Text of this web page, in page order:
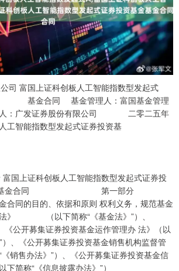
户 基金管理人向中国证监会办理基金备案手续完毕，并获得中国证监会书面确认的 日期 产清算完毕，清算结果报中国证监会备案并予以公告的日期 不得超过 3 个月 开放日 范基金管理人所管理的开放式证券投资基金登记方面的业务规则，由基金管理人 富国上证科创板人工智能指数型发起式证券投资基金 基金合同 和投资者共同遵守 请购买基金份额的行为 请购买基金份额的行为 定的条件要求将基金份额兑换为现金的行为 告规定的条件，申请将其持有基金管理人管理的、某一基金的基金份额转换为基 金管理人管理的其他基金基金份额的行为 持基金份额销售机构的操作 购日、扣款金额及扣款方式，由销售机构于每期约定扣款日在投资者指定银行账 户内自动完成扣款及受理基金申购申请的一种投资方式 加上基金转换中转出申请份额总数后扣除申购申请份额总数及基金转换中转入 申请份额总数后的余额）超过上一开放日基金总份额的 10% 行存款利息、已实现的其他合法收入及因运用基金财产带来的成本和费用的节约 同期增长率差额之日 对应的 3 个月月度对日的前一日基金份额净值之比减去 1 乘以 100%（如基金合 同生效满 3 个月后基金份额发生折算，则采用剔除折算因素的基金份额净值） 所对应的 3 个月月度对日的前一日标的指数收盘值之比减去 1 乘以 100% 富国上证科创板人工智能指数型发起式证券投资基金 基金合同 款项及其他资产的价值总和 值和基金份额净值的过程 以合理价格予以变现的资产，包括但不限于到期日在 10 个交易日以上的逆回购 与银行定期存款（含协议约定有条件提前支取的银行存款）、停牌股票、流通受 限的新股及非公开发行股票、资产支持证券、因发行人债务违约无法进行转让或 交易的债券等 额净值的方式，将基金调整投资组合的市场冲击成本分配给实际申购、赎回的投 资者，从而减少对存量基金份额持有人利益的不利影响，确保投资者的合法权益 不受损害并得到公平对待 由基金管理人、基金管理人股东、基金管理人高级管理人员或基金经理（指基金 管理人员工中依法具有基金经理资格者，包括但不限于本基金的基金经理，下同） 等人员承诺认购一定金额并持有一定期限的证券投资基金 管理人固有资金、基金管理人高级管理人员或基金经理等人员的资金。发起资金 认购本基金的金额不低于 1000 万元，且发起资金认购的基金份额持有期限不低 于三年 金份额持有期限不少于三年的基金管理人股东、基金管理人、基金管理人高级管 理人员或基金经理等人员 基金份额持有人服务的费用 据持有期限收取赎回费，但不再从本类别基金资产中计提销售服务费的一类基金 富国上证科创板人工智能指数型发起式证券投资基金 基金合同 份额 根据持有期限收取赎回费，但从本类别基金资产中计提销售服务费的一类基金份 额 台向中国证券金融股份有限公司出借证券，中国证券金融股份有限公司到期归还 所借证券及相应权益补偿并支付费用的业务 刊及《信息披露办法》规定的互联网网站（包括基金管理人网站、基金托管人网 站、中国证监会基金电子披露网站）等媒介 账户进行处置清算，目的在于有效隔离并化解风险，确保投资者得到公平对待， 属于流动性风险管理工具。侧袋机制实施期间，原有账户称为主袋账户，专门账 户称为侧袋账户 致公允价值存在重大不确定性的资产；（二）按摊余成本计量且计提资产减值准 备仍导致资产价值存在重大不确定性的资产；（三）其他资产价值存在重大不确 定性的资产 事件 以上释义中涉及法律法规、业务规则的内容，法律法规、业务规则修订后， 如适用本基金，相关内容以修订后法律法规、业务规则为准。 富国上证科创板人工智能指数型发起式证券投资基金 基金合同 第三部分 基金的基本情况 一、基金名称 富国上证科创板人工智能指数型发起式证券投资基金 二、基金的类别 股票型证券投资基金 三、基金的运作方式 契约型开放式 四、基金的投资目标 本基金采用指数化投资策略，紧密跟踪上证科创板人工智能指数。 五、标的指数 本基金标的指数为上证科创板人工智能指数。 六、基金的最低募集金额 本基金为发起式基金，发起资金提供方认购基金的金额不少于 1000 万元人 民币，且持有认购份额的期限自基金合同生效之日起不少于 3 年，期间份额不能 赎回或转换转出。法律法规和监管机构另有规定的除外。认购份额的高级管理人 员或基金经理等人员（如有）在上述期限内离职，其持有期限的承诺不受影响。 七、基金份额发售面值和认购费用 本基金基金份额发售面值为人民币 1.00 元。 本基金 A 类基金份额的具体认购费率由基金管理人决定，并在招募说明书 及基金产品资料概要中列示。本基金 C 类基金份额不收取认购费。 八、基金存续期限 富国上证科创板人工智能指数型发起式证券投资基金 基金合同 不定期 九、基金份额的类别 本基金根据认购费、申购费、销售服务费等费率收费差异，将基金份额分为 不同的类别，分别设置代码、分别计算和公告基金份额净值和基金份额累计净值。 本基金基金份额类别包括 A 类和 C 类。A 类基金份额是在投资者认购/申购 时收取认购/申购费，在赎回时根据持有期限收取赎回费，但不再从本类别基金 资产中计提销售服务费的一类基金份额；C 类基金份额是在投资者认购/申购时 不收取认购/申购费，在赎回时根据持有期限收取赎回费，但从本类别基金资产 中计提销售服务费的一类基金份额。 有关基金份额类别的具体设置、费率水平等由基金管理人确定，并在招募说 明书中列明。 投资者在认购、申购基金份额时可自行选择基金份额类别。 在不违反法律法规、基金合同的约定以及对基金份额持有人利益无实质性不 利影响的情况下，基金管理人根据基金实际运作情况，经履行适当程序后，可增 加、减少或调整基金份额类别设置、对基金份额分类办法及规则进行调整并在调 整实施之日前依照《信息披露办法》的有关规定在规定媒介上公告，不需要召开 基金份额持有人大会。 十、未来条件许可情况下的基金模式转换 若本基金管理人推出跟踪同一标的指数的交易型开放式指数基金（ETF），则 基金管理人在履行适当程序后可使本基金采取 ETF 联接基金模式并相应修改基 金合同，届时无需召开基金份额持有人大会。 富国上证科创板人工智能指数型发起式证券投资基金 基金合同 第四部分 基金份额的发售 一、基金份额的发售时间、发售方式、发售对象 自基金份额发售之日起最长不得超过 3 个月，具体发售时间见基金份额发售 公告。 通过各销售机构的基金销售网点公开发售，各销售机构的具体名单见基金份 额发售公告及基金管理人网站。 符合法律法规规定的可投资于证券投资基金的个人投资者、机构投资者、合 格境外投资者、发起资金提供方以及法律法规或中国证监会允许购买证券投资基 金的其他投资者。 二、基金份额的认购 本基金 A 类基金份额的认购费率由基金管理人决定，并在招募说明书及基 金产品资料概要中列示，基金认购费用不列入基金财产。本基金 C 类基金份额不 收取认购费。 有效认购款项在募集期间产生的利息将折算为相应类别的基金份额归基金 份额持有人所有，其中利息转份额的具体数额以登记机构的记录为准。 基金认购份额具体的计算方法在招募说明书中列示。 基金认购份额余额的处理方式在招募说明书中列示。 基金销售机构对认购申请的受理并不代表该申请一定成功，而仅代表销售机 构确实接收到认购申请。认购的确认以登记机构的确认结果为准。对于认购申请 及认购份额的确认情况，投资者应及时查询并妥善行使合法权利。如投资者怠于 富国上证科创板人工智能指数型发起式证券投资基金 基金合同 履行该项查询等各项义务，因此产生的损失由投资者自行承担。 三、基金份额认购金额的限制 每笔 A 类基金份额的认购申请单独计算，但已受理的认购申请不允许撤销。 体限制请参看招募说明书或相关公告。 体限制和处理方法请参看招募说明书或相关公告。 理等人员出资认购的基金份额除外）累计认购的基金份额数达到或者超过基金总 份额的 50%，基金管理人可以采取比例确认等方式对该投资人的认购申请进行 限制。基金管理人接受某笔或者某些认购申请有可能导致投资者变相规避前述 的基金份额数以基金合同生效后登记机构的确认为准。 四、发起资金认购 发起资金提供方运用发起资金认购本基金的金额不少于 1000 万元，且认购 的基金份额持有期限自基金合同生效之日起不少于 3 年，期间份额不能赎回或转 换转出。认购本基金基金份额的高级管理人员或基金经理等人员（如有）在上述 期限内离职，其持有期限的承诺不受影响。法律法规和监管机构另有规定的除外。 发起资金提供方运用发起资金认购本基金的情况见基金管理人届时发布的 公告。 富国上证科创板人工智能指数型发起式证券投资基金 基金合同 第五部分 基金备案 一、基金备案的条件 本基金自基金份额发售之日起 3 个月内，在发起资金提供方使用发起资金认 购本基金的金额不少于 1000 万元人民币、且发起资金提供方承诺其认购的基金 份额持有期限自基金合同生效之日起不少于 3 年的条件下，基金募集期届满或基 金管理人依据法律法规及招募说明书可以决定停止基金发售，并在 10 日内聘请 法定验资机构验资，验资报告需对发起资金提供方及其持有份额进行专门说明。 基金管理人自收到验资报告之日起 10 日内，向中国证监会办理基金备案手续。 基金募集达到基金备案条件的，自基金管理人办理完毕基金备案手续并取得 中国证监会书面确认之日起，基金合同生效；否则基金合同不生效。基金管理人 在收到中国证监会确认文件的次日对基金合同生效事宜予以公告。基金管理人应 将基金募集期间募集的资金存入专门账户，在基金募集行为结束前，任何人不得 动用。 二、基金合同不能生效时募集资金的处理方式 如果募集期限届满，未满足基金备案条件，基金管理人应当承担下列责任： 期活期存款利息； 基金管理人、基金托管人和销售机构为基金募集支付之一切费用应由各方各自承 担。 三、基金存续期内的基金份额持有人数量和资产规模 基金合同生效之日起三年后的对应日（若无对应日则顺延至下一日），若基 金资产规模低于 2 亿元，本基金应当按照本基金合同约定的程序进行清算并终 止，且不得通过召开基金份额持有人大会的方式延续。 基金合同生效三年后继续存续的，自基金合同生效满三年后的基金存续期内， 连续 20 个工作日出现基金份额持有人数量不满 200 人或者基金资产净值低于 富国上证科创板人工智能指数型发起式证券投资基金 基金合同 现前述情形的，基金管理人应当在十个工作日内向中国证监会报告并提出解决方 案，如持续运作、转换运作方式、与其他基金合并或者终止基金合同等，并在 6 个月内召集基金份额持有人大会进行表决。 法律法规或中国证监会另有规定时，从其规定。 富国上证科创板人工智能指数型发起式证券投资基金 基金合同 第六部分 基金份额的申购与赎回 一、申购和赎回场所 本基金的申购与赎回将通过销售机构进行。具体的销售机构将由基金管理人 在招募说明书或其他相关公告中列明，或在基金管理人网站公示。基金管理人可 根据情况变更或增减销售机构，并在基金管理人网站公示。基金投资者应当在销 售机构办理基金销售业务的营业场所或按销售机构提供的其他方式办理基金份 额的申购与赎回。 二、申购和赎回的开放日及时间 投资人在开放日办理基金份额的申购和赎回，具体办理时间为上海证券交易 所、深圳证券交易所的正常交易日的交易时间，但基金管理人根据法律法规、中 国证监会的要求或本基金合同的规定公告暂停申购、赎回时除外。开放日的具体 业务办理时间在招募说明书或相关公告中载明。 基金合同生效后，若出现不可抗力，或者新的证券/期货交易市场、证券/期 货交易所交易时间变更、其他特殊情况或根据业务需要，基金管理人将视情况对 前述开放日及开放时间进行相应的调整，但应在实施日前依照《信息披露办法》 的有关规定在规定媒介上公告。 基金管理人可以根据实际情况依法决定本基金开始办理申购的具体日期，具 体业务办理时间在申购开始公告中规定。 基金管理人自基金合同生效之日起不超过 3 个月开始办理赎回，具体业务办 理时间在赎回开始公告中规定。 在确定申购开始与赎回开始时间后，基金管理人应在申购、赎回开放日前依 照《信息披露办法》的有关规定在规定媒介上公告申购与赎回的开始时间。 基金管理人不得在基金合同约定之外的日期或者时间办理基金份额的申购、 赎回或者转换。投资者在基金合同约定之外的日期和时间提出申购、赎回或转换 申请且登记机构确认接受的，其基金份额申购、赎回价格为下一开放日相应类别 的基金份额申购、赎回的价格。 富国上证科创板人工智能指数型发起式证券投资基金 基金合同 三、申购与赎回的原则 额净值为基准进行计算； 业务办理时间结束后不得撤销； 序赎回； 处理规则等在遵守基金合同和招募说明书规定的前提下，以各销售机构的具体规 定为准； 投资者的合法权益不受损害并得到公平对待。 基金管理人可在不违反法律法规的情况下，对上述原则进行调整。基金管理 人必须在新规则开始实施前依照《信息披露办法》的有关规定在规定媒介上公告。 四、申购与赎回的程序 投资者必须根据销售机构规定的程序，在开放日的具体业务办理时间内提出 申购或赎回的申请。 投资者申购基金份额时，必须在规定的时间内全额交付申购款项，否则所提 交的申购申请不成立。投资者在规定的时间内全额交付申购款项，申购成立；登 记机构确认基金份额时，申购生效。 投资者在提交赎回申请，必须持有足够的基金份额余额，否则所提交的赎回 申请不成立。基金份额持有人在规定的时间内递交赎回申请，赎回成立；登记机 构确认赎回申请时，赎回生效。 基金份额持有人 T 日赎回申请生效后，基金管理人将在 T＋7 日（包括该日） 内支付赎回款项。如遇交易所或交易市场数据传输延迟、通讯系统故障、银行数 据交换系统故障或其他非基金管理人及基金托管人所能控制的因素影响业务处 富国上证科创板人工智能指数型发起式证券投资基金 基金合同 理流程，则赎回款顺延至上述情形消除后划往基金份额持有人银行账户。在发生 巨额赎回或本基金合同载明的其他暂停赎回或延缓支付赎回款项的情形时，款项 的支付办法参照本基金合同有关条款处理。 基金管理人可以在法律法规和基金合同允许的范围内，对上述业务办理时间 进行调整，并在调整实施前依照《信息披露办法》的有关规定在规定媒介上公告。 基金管理人应以交易时间结束前受理有效申购和赎回申请的当天作为申购 或赎回申请日（T 日），在正常情况下，本基金登记机构在 T+1 日内对该交易的 有效性进行确认。T 日提交的有效申请，投资者应在 T+2 日后（包括该日）及时 到销售机构或以销售机构规定的其他方式查询申请的确认情况。若申购不成功或 无效，则申购款项本金退还给投资者，基金管理人及基金托管人不承担该退回款 项产生的利息等损失。因投资者未及时进行查询而造成的后果由其